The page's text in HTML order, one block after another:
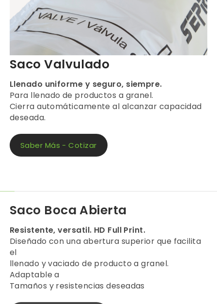
Saco Valvulado
Llenado uniforme y seguro, siempre.
Para llenado de productos a granel.
Cierra automáticamente al alcanzar capacidad
deseada.
Saber Más - Cotizar
Saco Boca Abierta
Resistente, versatil. HD Full Print.
Diseñado con una abertura superior que facilita
el
llenado y vaciado de producto a granel.
Adaptable a
Tamaños y resistencias deseadas